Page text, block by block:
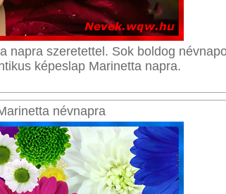
napra szeretettel. Sok boldog
képeslap Marinetta napra.
névnapra